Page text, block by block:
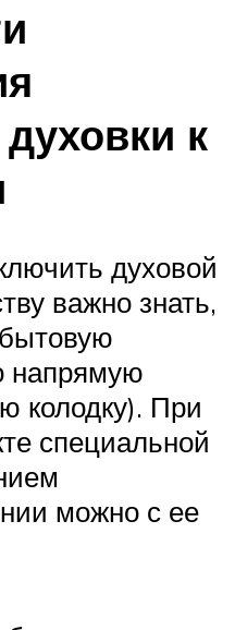
к
духовой
важно знать,
напрямую
колодку). При
специальной
можно с ее